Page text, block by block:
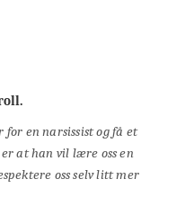
en narsissist og få et
at han vil lære oss en
oss selv litt mer